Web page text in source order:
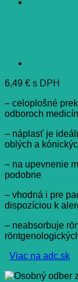
6,49 € s DPH
– celoplošné
odboroch
– náplasť je
oblých a
– na upevnenie
podobne
– vhodná i pre
dispozíciou k
– neabsorbuje
Viac na adc.sk